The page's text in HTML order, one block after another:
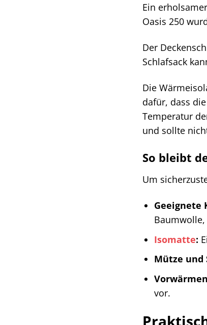
Ein
Oasis 250
Der
Schlafsack
Die
dafür, dass
Temperatur
und sollte
So bleibt
Um
Geeignete
Isomatte:
Mütze und
vor.